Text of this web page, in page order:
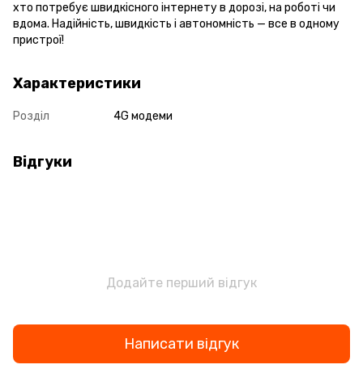
хто потребує швидкісного інтернету в дорозі, на роботі чи
вдома. Надійність, швидкість і автономність — все в одному
пристрої!
Характеристики
Розділ 4G модеми
Відгуки
Додайте перший відгук
Написати відгук